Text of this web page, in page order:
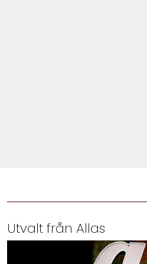
Utvalt från Allas